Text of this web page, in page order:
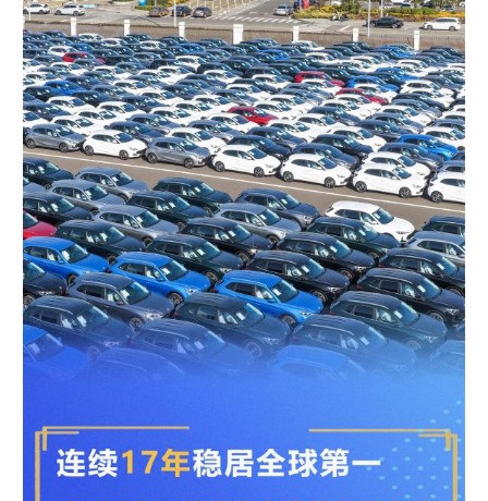
彩票 娱乐 时尚 悦读
公益 一带一路 亚太网 上市公司
文化产业
地方频道
北京 天津 河北 山西
辽宁 吉林 上海 江苏
浙江 安徽 福建 江西
广东 广西 海南 重庆
四川 贵州 云南 西藏